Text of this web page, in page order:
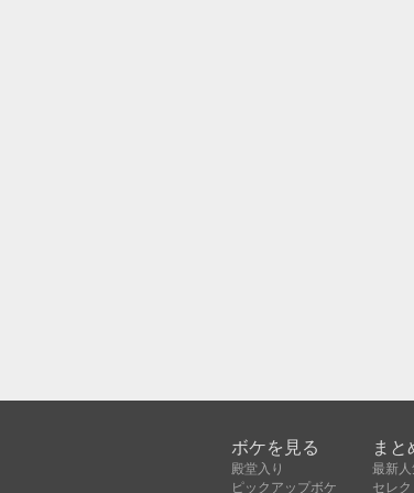
ボケを見る
殿堂入り
ピックアップボケ
まと
最新
セレ